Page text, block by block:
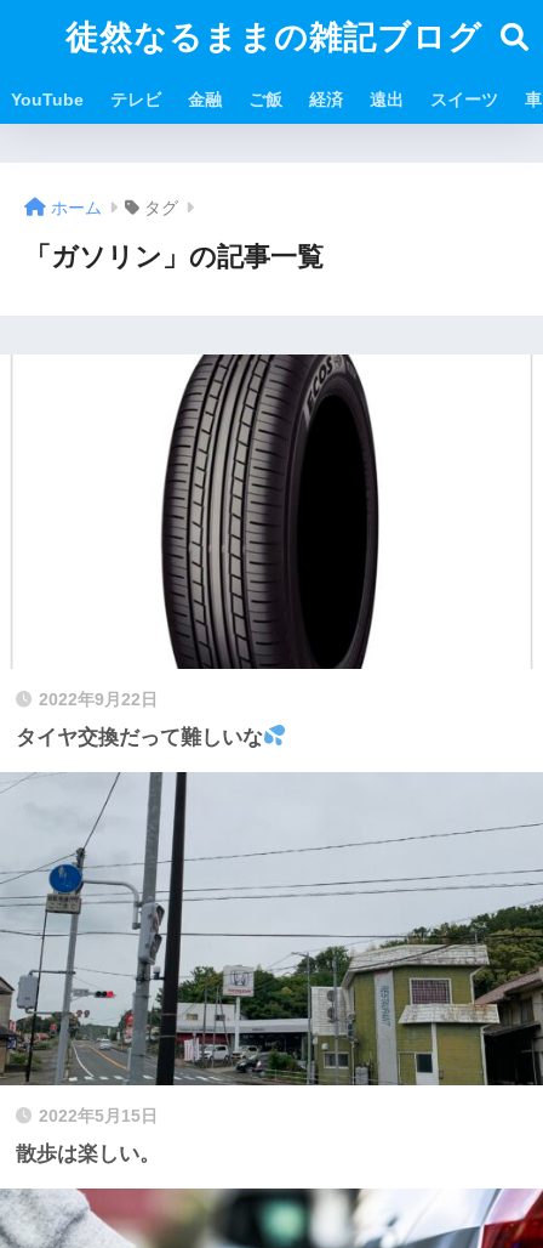
徒然なるままの雑記ブログ
YouTube テレビ 金融 ご飯 経済 遠出 スイーツ 車
ホーム タグ
「ガソリン」の記事一覧
2022年9月22日
タイヤ交換だって難しいな
2022年5月15日
散歩は楽しい。